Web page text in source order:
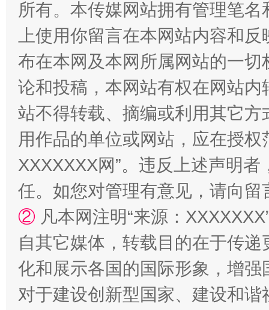
招工难、用工荒背后
所有。本传媒网站拥有管理笔
上使用你留言在本网站内容和
布在本网及本网所属网站的一
论和投稿，本网站有权在网站
站不得转载、摘编或利用其它
用作品的单位或网站，应在授
XXXXXXX网”。违反上述声明
任。如您对管理有意见，请向
② 凡本网注明“来源：
自其它媒体，转载目的在于传
化和展示各国的国际形象，增
对于建设创新型国家、建设和